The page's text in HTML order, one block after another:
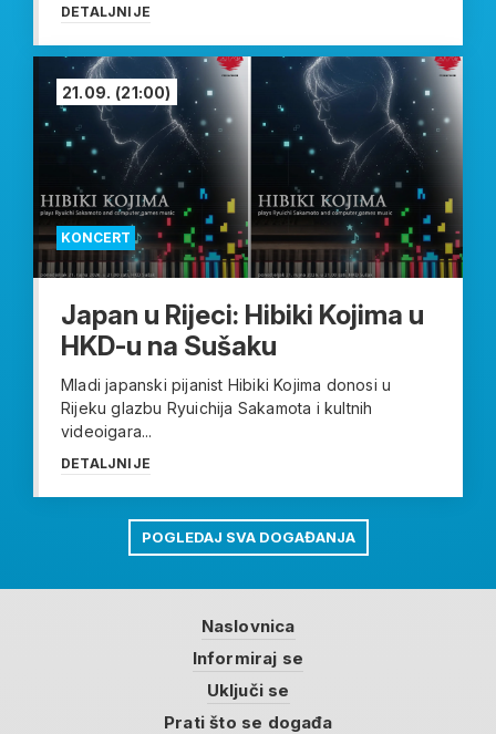
DETALJNIJE
KONCERT
21.09. (21:00)
Japan u Rijeci: Hibiki Kojima u
HKD-u na Sušaku
Mladi japanski pijanist Hibiki Kojima donosi u
Rijeku glazbu Ryuichija Sakamota i kultnih
videoigara...
DETALJNIJE
POGLEDAJ SVA DOGAĐANJA
Naslovnica
Informiraj se
Uključi se
Prati što se događa